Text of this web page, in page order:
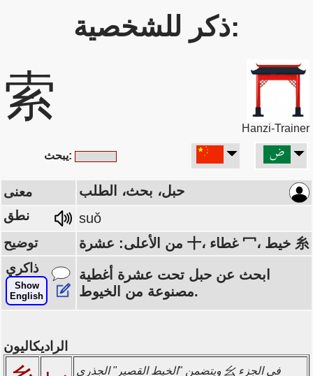
ذكر للشخصية:
索
Hanzi-Trainer
يبحث:
معنى حبل، بحث، الطلب
نطق suǒ
توضيح من الأعلى: عشرة 十، غطاء 冖، خيط 糸
ذاكري
Show
English
ابحث عن حبل تحت عشرة أغطية
مصنوعة من الخيوط.
الراديكاليون
ويتضمن "الخيط القصير" الجذري 幺 في الجزء